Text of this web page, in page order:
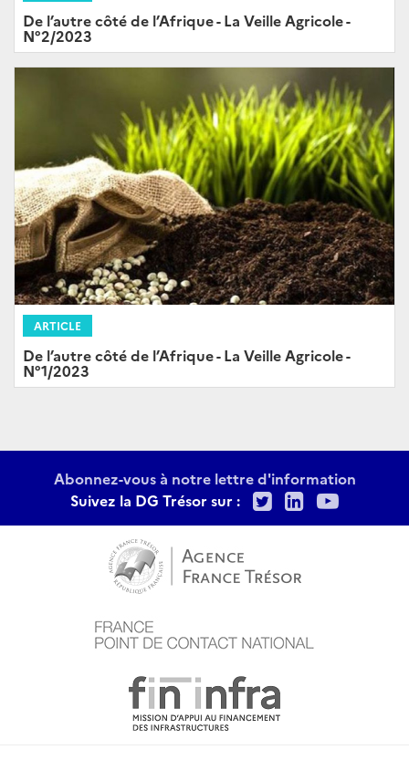
De l’autre côté de l’Afrique - La Veille Agricole -
N°2/2023
ARTICLE
De l’autre côté de l’Afrique - La Veille Agricole -
N°1/2023
Abonnez-vous à notre lettre d'information
Suivez la DG Trésor sur :
TwitterLinkedIn